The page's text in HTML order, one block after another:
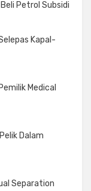
Petrol Subsidi
Kapal-
Medical
Dalam
Separation